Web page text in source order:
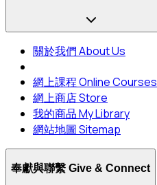
關於我們 About Us
網上課程 Online Courses
網上商店 Store
我的商品 My Library
網站地圖 Sitemap
奉獻與聯繫 Give & Connect